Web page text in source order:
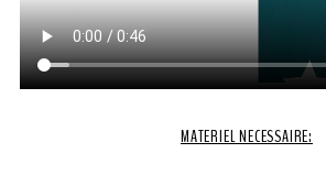
MATERIEL NECESSAIRE: